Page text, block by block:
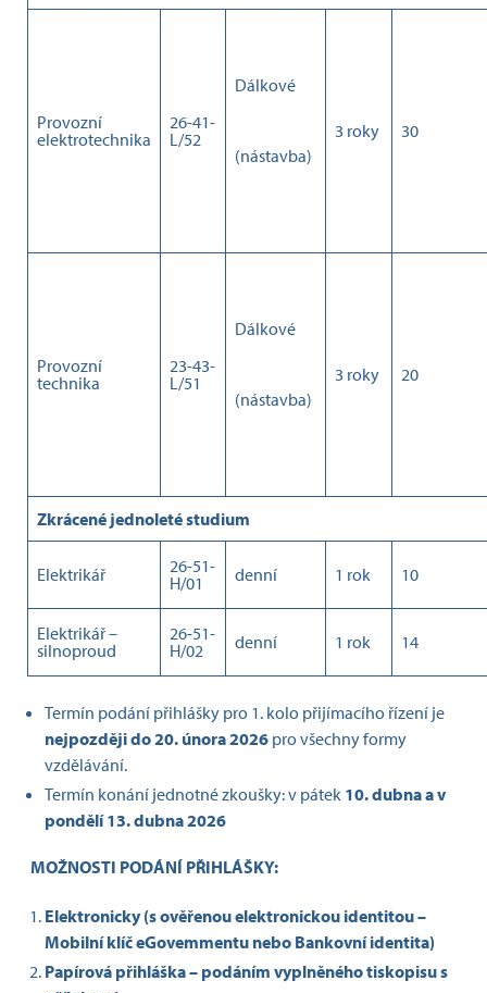
Provozní
elektrotechnika
26-41-
L/52
Dálkové
(nástavba)
3 roky 30
Provozní
technika
23-43-
L/51
Dálkové
(nástavba)
3 roky 20
Zkrácené jednoleté studium
Elektrikář
26-51-
H/01
denní 1 rok 10
Elektrikář –
silnoproud
26-51-
H/02
denní 1 rok 14
Termín podání přihlášky pro 1. kolo přijímacího řízení je
nejpozdějido 20. února 2026 pro všechny formy
vzdělávání.
Termín konání jednotné zkoušky: v pátek 10. dubna a v
pondělí 13. dubna 2026
MOŽNOSTI PODÁNÍ PŘIHLÁŠKY:
Elektronicky (s ověřenou elektronickou identitou –
Mobilní klíč eGovemmentu nebo Bankovní identita)
Papírová přihláška – podáním vyplněného tiskopisu s